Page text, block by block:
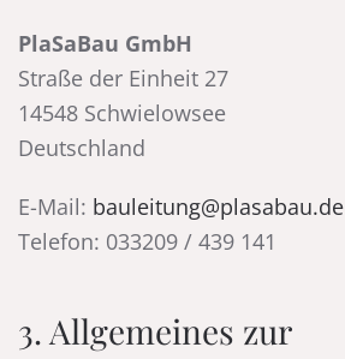
PlaSaBau GmbH
Straße der Einheit 27
14548 Schwielowsee
Deutschland
E-Mail: bauleitung@plasabau.de
Telefon: 033209 / 439 141
3. Allgemeines zur